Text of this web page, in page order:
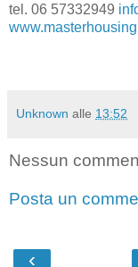
tel. 06 57332949
Unknown alle 13:52
Nessun
Posta un
‹